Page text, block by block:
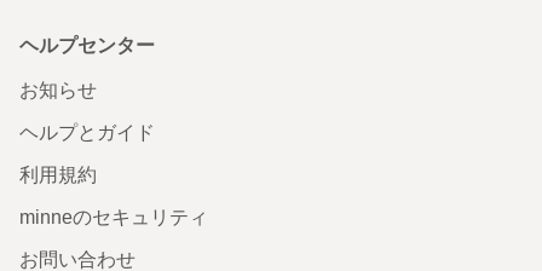
ヘルプセンター
お知らせ
ヘルプとガイド
利用規約
minneのセキュリティ
お問い合わせ